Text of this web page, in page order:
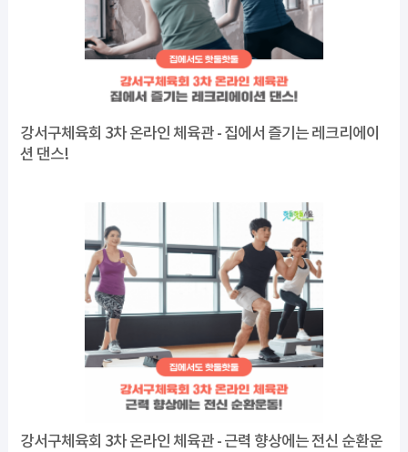
강서구체육회 3차 온라인 체육관 - 집에서 즐기는 레크리에이
션 댄스!
강서구체육회 3차 온라인 체육관 - 근력 향상에는 전신 순환운